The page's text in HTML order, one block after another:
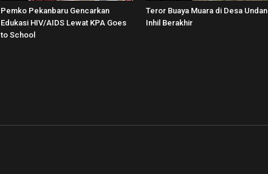
Pemko Pekanbaru Gencarkan
Edukasi HIV/AIDS Lewat KPA Goes
to School
Teror Buaya Muara di Desa Undan
Inhil Berakhir